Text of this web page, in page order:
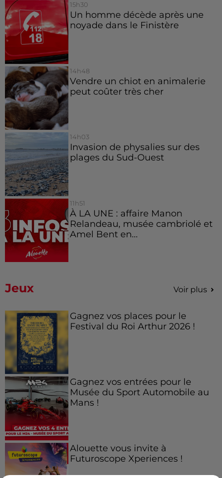
15h30
Un homme décède après une
noyade dans le Finistère
14h48
Vendre un chiot en animalerie
peut coûter très cher
14h03
Invasion de physalies sur des
plages du Sud-Ouest
11h51
À LA UNE : affaire Manon
Relandeau, musée cambriolé et
Amel Bent en...
Jeux Voir plus
Gagnez vos places pour le
Festival du Roi Arthur 2026 !
Gagnez vos entrées pour le
Musée du Sport Automobile au
Mans !
Alouette vous invite à
Futuroscope Xperiences !